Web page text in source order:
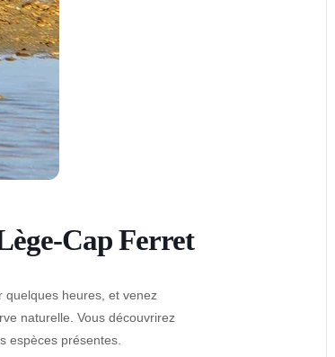
Cap Ferret
quelques heures, et venez
naturelle. Vous découvrirez
espèces présentes.